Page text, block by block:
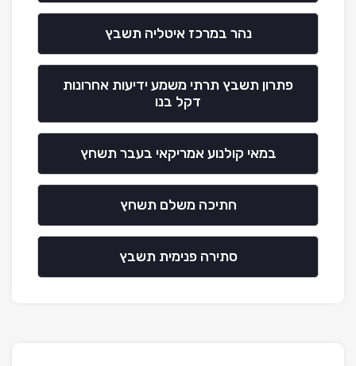
נהר במרכז איטליה תשבץ
פתרון תשבץ תרתי משמע ידיעות אחרונות
דקל בנו
במאי קולנוע אמריקאי בעבר תשחץ
חתיכה משלם תשחץ
סתירה פנימית תשבץ